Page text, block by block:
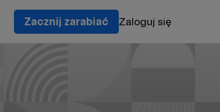
Zacznij zarabiać Zaloguj się